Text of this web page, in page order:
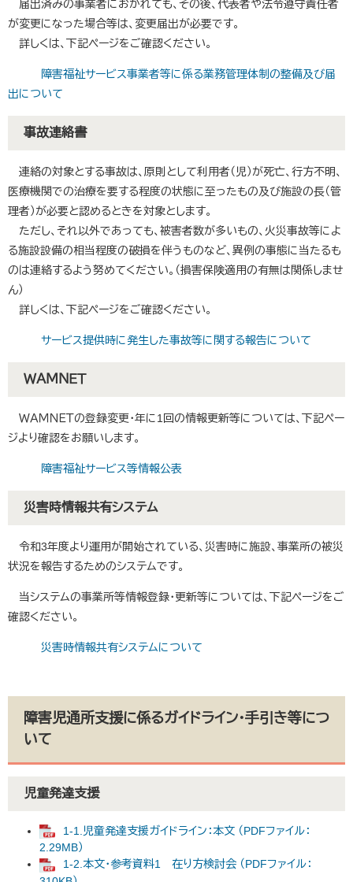
届出済みの事業者におかれても、その後、代表者や法令遵守責任者
が変更になった場合等は、変更届出が必要です。
詳しくは、下記ページをご確認ください。
障害福祉サービス事業者等に係る業務管理体制の整備及び届
出について
事故連絡書
連絡の対象とする事故は、原則として利用者（児）が死亡、行方不明、
医療機関での治療を要する程度の状態に至ったもの及び施設の長（管
理者）が必要と認めるときを対象とします。
ただし、それ以外であっても、被害者数が多いもの、火災事故等によ
る施設設備の相当程度の破損を伴うものなど、異例の事態に当たるも
のは連絡するよう努めてください。（損害保険適用の有無は関係しませ
ん）
詳しくは、下記ページをご確認ください。
サービス提供時に発生した事故等に関する報告について
ＷＡＭＮＥＴ
ＷＡＭＮＥＴの登録変更・年に1回の情報更新等については、下記ペー
ジより確認をお願いします。
障害福祉サービス等情報公表
災害時情報共有システム
令和3年度より運用が開始されている、災害時に施設、事業所の被災
状況を報告するためのシステムです。
当システムの事業所等情報登録・更新等については、下記ページをご
確認ください。
災害時情報共有システムについて
障害児通所支援に係るガイドライン・手引き等につ
いて
児童発達支援
1-1.児童発達支援ガイドライン：本文 （PDFファイル：
2.29MB）
1-2.本文・参考資料1 在り方検討会 （PDFファイル：